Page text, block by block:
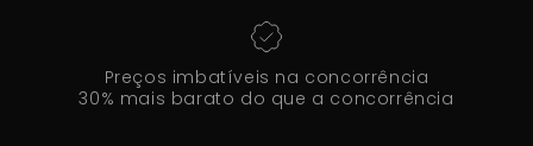
Preços imbatíveis na concorrência
30% mais barato do que a concorrência